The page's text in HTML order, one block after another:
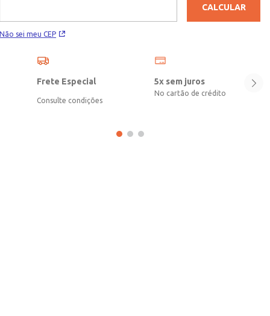
Não sei meu CEP
CALCULAR
Frete Especial
Consulte condições
5x sem juros
No cartão de crédito